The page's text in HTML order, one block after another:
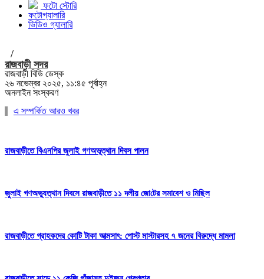
ফটো স্টোরি
ফটোগ্যালারি
ভিডিও গ্যালারি
/
রাজবাড়ী সদর
রাজবাড়ী বিডি ডেস্ক
২৬ নভেম্বর ২০২৫, ১১:৪৫ পূর্বাহ্ন
অনলাইন সংস্করণ
এ সম্পর্কিত আরও খবর
রাজবাড়ীতে বিএন‌পির জুলাই গণঅভূত্থান দিবস পালন
জুলাই গণঅভ্যুত্থান দিবসে রাজবাড়ীতে ১১ দলীয় জো‌টের সমাবেশ ও মি‌ছিল
রাজবাড়ীতে গ্রাহকদের কোটি টাকা আত্মসাৎ: পোস্ট মাস্টারসহ ৭ জনের বিরুদ্ধে মামলা